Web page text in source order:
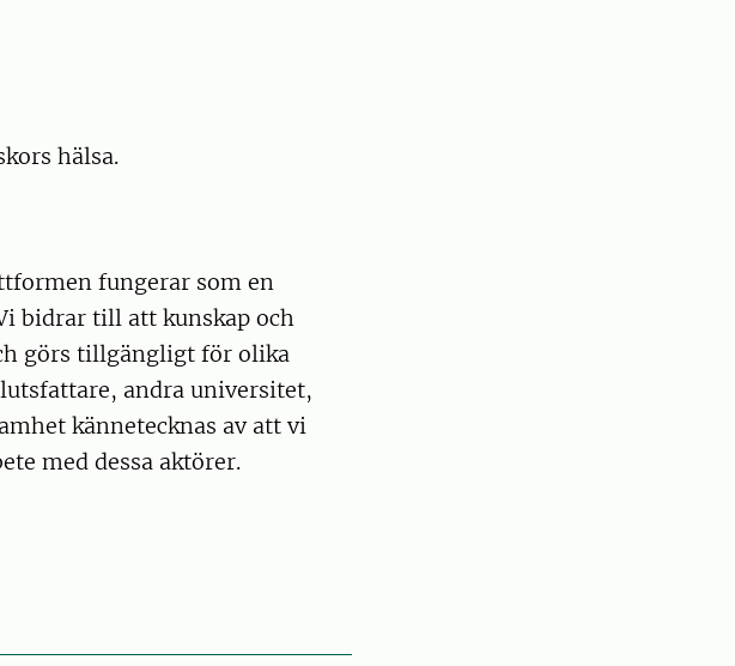
hälsa.
fungerar som en
bidrar till att kunskap och
görs tillgängligt för olika
andra universitet,
kännetecknas av att vi
med dessa aktörer.